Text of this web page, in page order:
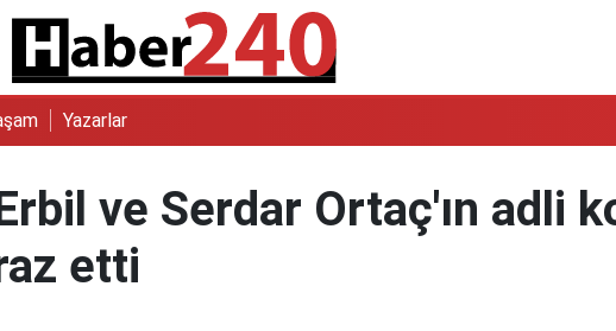
Yazarlar
ve Serdar Ortaç'ın adli
etti